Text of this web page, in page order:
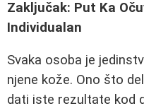
Zaključak: Put Ka
Individualan
Svaka osoba je
njene kože. Ono što
dati iste rezultate kod